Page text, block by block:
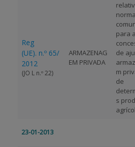
Reg
(UE). n.º 65/
2012
(JO L n.º 22)
ARMAZENAG
EM PRIVADA
para a
de
m
de
s
23-01-2013